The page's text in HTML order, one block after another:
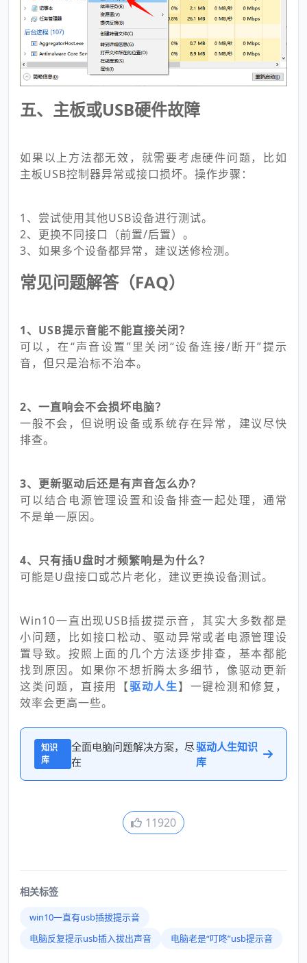
五、主板或USB硬件故障
如果以上方法都无效，就需要考虑硬件问题，比如
主板USB控制器异常或接口损坏。操作步骤：
1、尝试使用其他USB设备进行测试。
2、更换不同接口（前置/后置）。
3、如果多个设备都异常，建议送修检测。
常见问题解答（FAQ）
1、USB提示音能不能直接关闭？
可以，在“声音设置”里关闭“设备连接/断开”提示
音，但只是治标不治本。
2、一直响会不会损坏电脑？
一般不会，但说明设备或系统存在异常，建议尽快
排查。
3、更新驱动后还是有声音怎么办？
可以结合电源管理设置和设备排查一起处理，通常
不是单一原因。
4、只有插U盘时才频繁响是为什么？
可能是U盘接口或芯片老化，建议更换设备测试。
Win10一直出现USB插拔提示音，其实大多数都是
小问题，比如接口松动、驱动异常或者电源管理设
置导致。按照上面的几个方法逐步排查，基本都能
找到原因。如果你不想折腾太多细节，像驱动更新
这类问题，直接用【驱动人生】一键检测和修复，
效率会更高一些。
知识
库
全面电脑问题解决方案，尽
在
驱动人生知识
库
11920
相关标签
win10一直有usb插拔提示音
电脑反复提示usb插入拔出声音
电脑老是“叮咚”usb提示音